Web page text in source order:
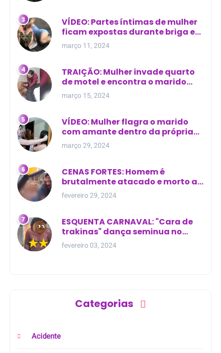
VÍDEO: Partes íntimas de mulher
ficam expostas durante briga em
Manaus
março 11, 2024
TRAIÇÃO: Mulher invade quarto
de motel e encontra o marido
com outra na cama
março 15, 2024
VÍDEO: Mulher flagra o marido
com amante dentro da própria
residência
março 29, 2024
CENAS FORTES: Homem é
brutalmente atacado e morto a
golpes de facão em joão lisboa
fevereiro 29, 2024
ESQUENTA CARNAVAL: "Cara de
trakinas" dança seminua no
meio da rua na Bahia
fevereiro 03, 2024
Categorias
Acidente